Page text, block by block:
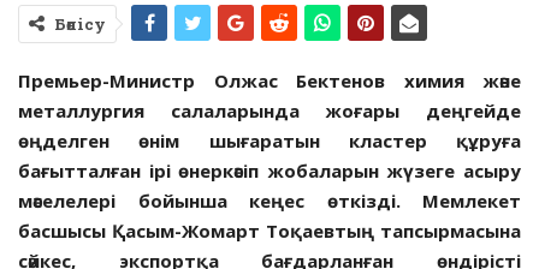
Бөлісу
Премьер-Министр Олжас Бектенов химия және
металлургия салаларында жоғары деңгейде
өңделген өнім шығаратын кластер құруға
бағытталған ірі өнеркәсіп жобаларын жүзеге асыру
мәселелері бойынша кеңес өткізді. Мемлекет
басшысы Қасым-Жомарт Тоқаевтың тапсырмасына
сәйкес, экспортқа бағдарланған өндірісті